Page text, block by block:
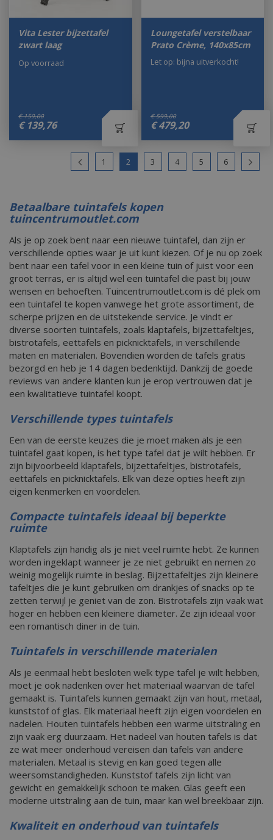
Vita Lester bijzettafel
zwart laag
€ 159,00
€ 139,76
Op voorraad
Loungetafel verstelbaar
Prato Crème, 140x85cm
€ 599,00
€ 479,20
Let op: bijna uitverkocht!
1 2 3 4 5 6
Betaalbare tuintafels kopen
tuincentrumoutlet.com
Als je op zoek bent naar een nieuwe tuintafel, dan zijn er
verschillende opties waar je uit kunt kiezen. Of je nu op zoek
bent naar een tafel voor in een kleine tuin of juist voor een
groot terras, er is altijd wel een tuintafel die past bij jouw
wensen en behoeften. Tuincentrumoutlet.com is dé plek om
een tuintafel te kopen vanwege het grote assortiment, de
scherpe prijzen en de uitstekende service. Je vindt er
diverse soorten tuintafels, zoals klaptafels, bijzettafeltjes,
bistrotafels, eettafels en picknicktafels, in verschillende
maten en materialen. Bovendien worden de tafels gratis
bezorgd en heb je 14 dagen bedenktijd. Dankzij de goede
reviews van andere klanten kun je erop vertrouwen dat je
een kwalitatieve tuintafel koopt.
Verschillende types tuintafels
Een van de eerste keuzes die je moet maken als je een
tuintafel gaat kopen, is het type tafel dat je wilt hebben. Er
zijn bijvoorbeeld klaptafels, bijzettafeltjes, bistrotafels,
eettafels en picknicktafels. Elk van deze opties heeft zijn
eigen kenmerken en voordelen.
Compacte tuintafels ideaal bij beperkte
ruimte
Klaptafels zijn handig als je niet veel ruimte hebt. Ze kunnen
worden ingeklapt wanneer je ze niet gebruikt en nemen zo
weinig mogelijk ruimte in beslag. Bijzettafeltjes zijn kleinere
tafeltjes die je kunt gebruiken om drankjes of snacks op te
zetten terwijl je geniet van de zon. Bistrotafels zijn vaak wat
hoger en hebben een kleinere diameter. Ze zijn ideaal voor
een romantisch diner in de tuin.
Tuintafels in verschillende materialen
Als je eenmaal hebt besloten welk type tafel je wilt hebben,
moet je ook nadenken over het materiaal waarvan de tafel
gemaakt is. Tuintafels kunnen gemaakt zijn van hout, metaal,
kunststof of glas. Elk materiaal heeft zijn eigen voordelen en
nadelen. Houten tuintafels hebben een warme uitstraling en
zijn vaak erg duurzaam. Het nadeel van houten tafels is dat
ze wat meer onderhoud vereisen dan tafels van andere
materialen. Metaal is stevig en kan goed tegen alle
weersomstandigheden. Kunststof tafels zijn licht van
gewicht en gemakkelijk schoon te maken. Glas geeft een
moderne uitstraling aan de tuin, maar kan wel breekbaar zijn.
Kwaliteit en onderhoud van tuintafels